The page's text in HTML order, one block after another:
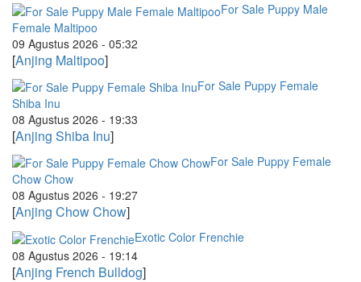
For Sale Puppy Male
Female Maltipoo
09 Agustus 2026 - 05:32
[Anjing Maltipoo]
For Sale Puppy Female
Shiba Inu
08 Agustus 2026 - 19:33
[Anjing Shiba Inu]
For Sale Puppy Female
Chow Chow
08 Agustus 2026 - 19:27
[Anjing Chow Chow]
Exotic Color Frenchie
08 Agustus 2026 - 19:14
[Anjing French Bulldog]